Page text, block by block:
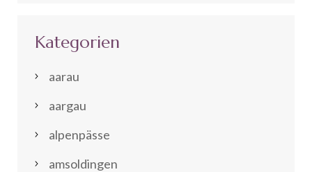
Kategorien
aarau
aargau
alpenpässe
amsoldingen